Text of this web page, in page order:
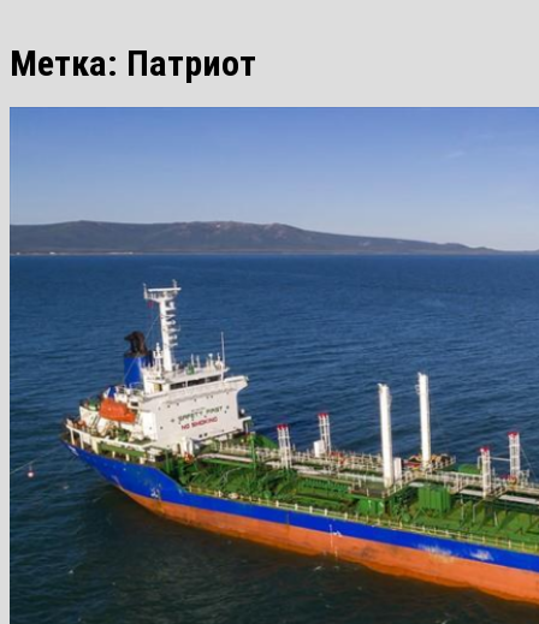
Метка: Патриот